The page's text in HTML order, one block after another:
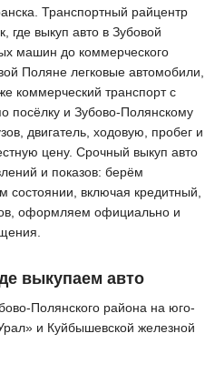
Транспортный райцентр
где выкуп авто в Зубовой
машин до коммерческого
Поляне легковые автомобили,
коммерческий транспорт с
посёлку и Зубово-Полянскому
двигатель, ходовую, пробег и
цену. Срочный выкуп авто
и показов: берём
включая кредитный,
оформляем официально и
выкупаем авто
Полянского района на юго-
и Куйбышевской железной